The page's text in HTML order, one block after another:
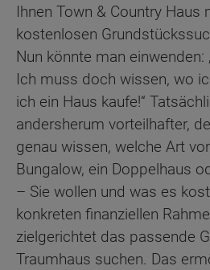
Ihnen Town & Country Haus
kostenlosen
Nun könnte man einwenden:
Ich muss doch wissen, wo
ich ein Haus kaufe!“
andersherum vorteilhafter,
genau wissen, welche Art
Bungalow, ein Doppelhaus
– Sie wollen und was es
konkreten finanziellen
zielgerichtet das passende
Traumhaus suchen. Das